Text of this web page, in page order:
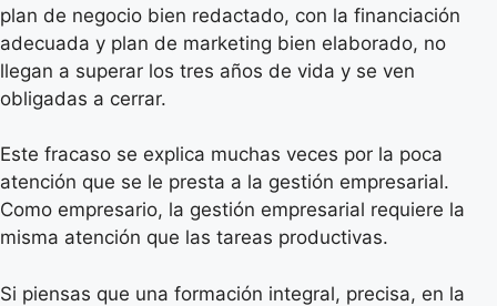
plan de negocio bien redactado, con la financiación
adecuada y plan de marketing bien elaborado, no
llegan a superar los tres años de vida y se ven
obligadas a cerrar.
Este fracaso se explica muchas veces por la poca
atención que se le presta a la gestión empresarial.
Como empresario, la gestión empresarial requiere la
misma atención que las tareas productivas.
Si piensas que una formación integral, precisa, en la